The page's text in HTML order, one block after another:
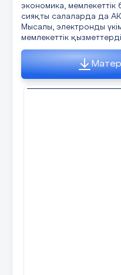
экономика,
сияқты салаларда да
Мысалы, электронды
мемлекеттік